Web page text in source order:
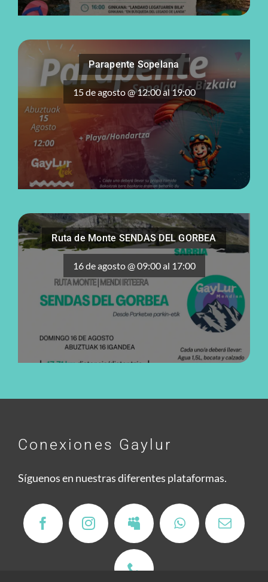
Parapente Sopelana
15 de agosto @ 12:00al19:00
Ruta de Monte SENDAS DEL GORBEA
16 de agosto @ 09:00al 17:00
Conexiones Gaylur
Síguenos en nuestras diferentes plataformas.